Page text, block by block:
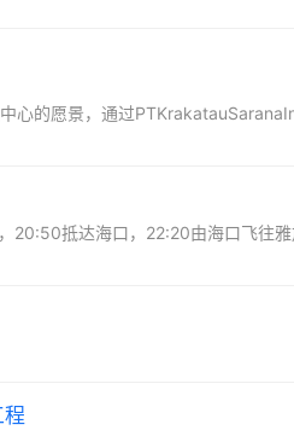
心的愿景，通过
20:50抵达海口，22:20由海口飞往